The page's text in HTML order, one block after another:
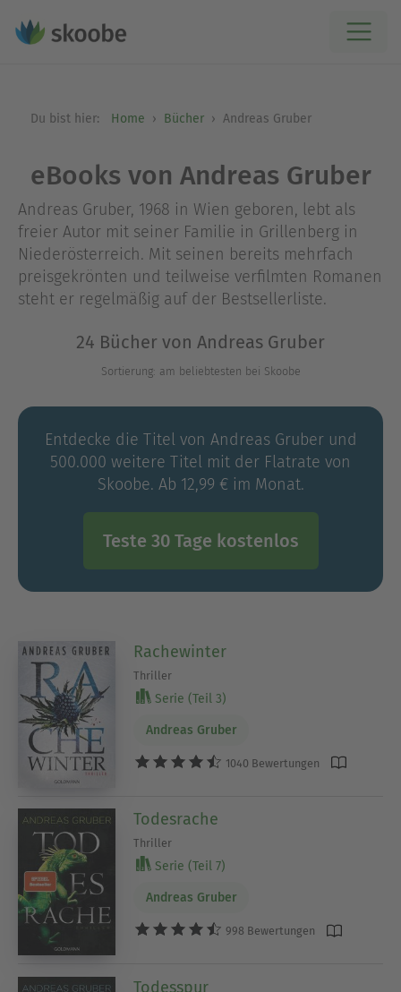
Du bist hier: Home Bücher Andreas Gruber
eBooks von Andreas Gruber
Andreas Gruber, 1968 in Wien geboren, lebt als
freier Autor mit seiner Familie in Grillenberg in
Niederösterreich. Mit seinen bereits mehrfach
preisgekrönten und teilweise verfilmten Romanen
steht er regelmäßig auf der Bestsellerliste.
24 Bücher von Andreas Gruber
Sortierung: am beliebtesten bei Skoobe
Entdecke die Titel von Andreas Gruber und
500.000 weitere Titel mit der Flatrate von
Skoobe. Ab 12,99 € im Monat.
Teste 30 Tage kostenlos
Rachewinter
Thriller
Serie (Teil 3)
Andreas Gruber
1040 Bewertungen
Todesrache
Thriller
Serie (Teil 7)
Andreas Gruber
998 Bewertungen
Todesspur